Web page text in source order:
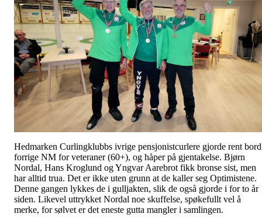
Hedmarken Curlingklubbs ivrige pensjonistcurlere gjorde rent
forrige NM for veteraner (60+), og håper på gjentakelse. Bjørn
Nordal, Hans Kroglund og Yngvar Aarebrot fikk bronse sist, men
har alltid trua. Det er ikke uten grunn at de kaller seg Optimistene.
Denne gangen lykkes de i gulljakten, slik de også gjorde i for to år
siden. Likevel uttrykket Nordal noe skuffelse, spøkefullt vel å
merke, for sølvet er det eneste gutta mangler i samlingen.